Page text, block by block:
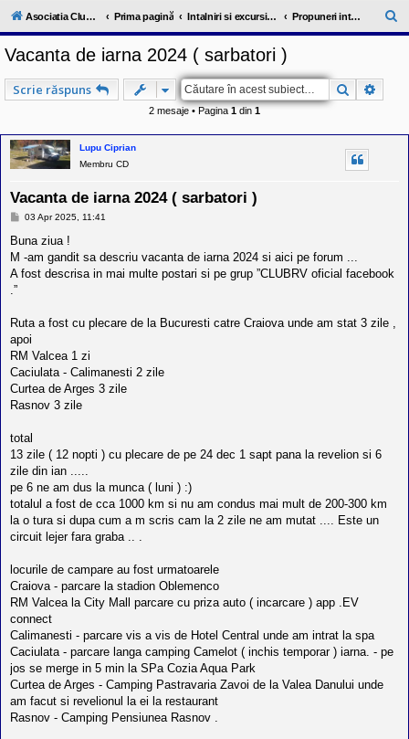
l
u
V
c
o
i
t
a
e
p
s
e
s
l
o
r
d
e
r
l
t
e
i
a
u
o
r
l
o
t
e
d
i
n
R
o
m
a
n
i
Asociatia ClubRV-RO Prima pagină Intalniri si excursii in cadrul comunitatii Propuneri intalniri 2024
ă
Vacanta de iarna 2024 ( sarbatori )
Scrie răspuns Căutare
2 mesaje • Pagina 1 din 1
Lupu Ciprian
Membru CD
Vacanta de iarna 2024 ( sarbatori )
M
s
03 Apr 2025, 11:41
Buna ziua !
M -am gandit sa descriu vacanta de iarna 2024 si aici pe forum ...
A fost descrisa in mai multe postari si pe grup ”CLUBRV oficial facebook
.”
Ruta a fost cu plecare de la Bucuresti catre Craiova unde am stat 3 zile ,
apoi
RM Valcea 1 zi
Caciulata - Calimanesti 2 zile
Curtea de Arges 3 zile
Rasnov 3 zile
total
13 zile ( 12 nopti ) cu plecare de pe 24 dec 1 sapt pana la revelion si 6
zile din ian .....
pe 6 ne am dus la munca ( luni ) :)
totalul a fost de cca 1000 km si nu am condus mai mult de 200-300 km
la o tura si dupa cum a m scris cam la 2 zile ne am mutat .... Este un
circuit lejer fara graba .. .
locurile de campare au fost urmatoarele
Craiova - parcare la stadion Oblemenco
RM Valcea la City Mall parcare cu priza auto ( incarcare ) app .EV
connect
Calimanesti - parcare vis a vis de Hotel Central unde am intrat la spa
Caciulata - parcare langa camping Camelot ( inchis temporar ) iarna. - pe
jos se merge in 5 min la SPa Cozia Aqua Park
Curtea de Arges - Camping Pastravaria Zavoi de la Valea Danului unde
am facut si revelionul la ei la restaurant
Rasnov - Camping Pensiunea Rasnov .